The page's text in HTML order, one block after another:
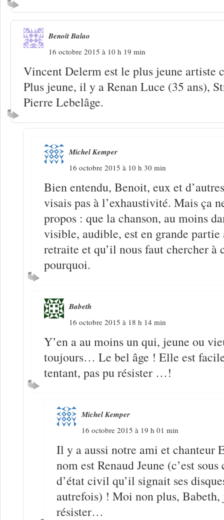
Benoît Balao
16 octobre 2015 à 10 h 19 min
Vincent Delerm est le plus jeune artiste
Plus jeune, il y a Renan Luce (35 ans),
Pierre Lebelâge.
Michel Kemper
16 octobre 2015 à 10 h 30 min
Bien entendu, Benoit, eux et
visais pas à l’exhaustivité. Mais ça
propos : que la chanson, au moins
visible, audible, est en grande partie
retraite et qu’il nous faut chercher à
pourquoi.
Babeth
16 octobre 2015 à 18 h 14 min
Y’en a au moins un qui, jeune ou
toujours… Le bel âge ! Elle est
tentant, pas pu résister …!
Michel Kemper
16 octobre 2015 à 19 h 01 min
Il y a aussi notre ami et chanteur
nom est Renaud Jeune (c’est
d’état civil qu’il signait ses
autrefois) ! Moi non plus, Babeth,
résister…